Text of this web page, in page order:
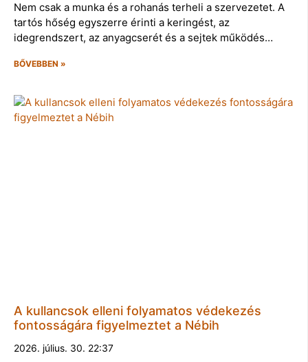
Nem csak a munka és a rohanás terheli a szervezetet. A
tartós hőség egyszerre érinti a keringést, az
idegrendszert, az anyagcserét és a sejtek működés…
BŐVEBBEN »
A kullancsok elleni folyamatos védekezés
fontosságára figyelmeztet a Nébih
2026. július. 30. 22:37